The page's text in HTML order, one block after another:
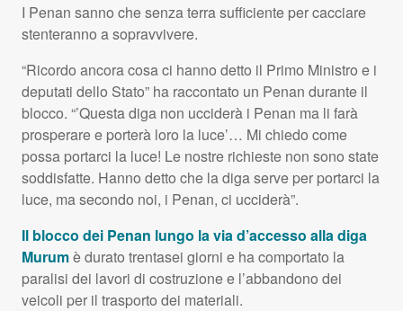
I Penan sanno che senza terra sufficiente per cacciare
stenteranno a sopravvivere.
“Ricordo ancora cosa ci hanno detto il Primo Ministro e i
deputati dello Stato” ha raccontato un Penan durante il
blocco. “’Questa diga non ucciderà i Penan ma li farà
prosperare e porterà loro la luce’… Mi chiedo come
possa portarci la luce! Le nostre richieste non sono state
soddisfatte. Hanno detto che la diga serve per portarci la
luce, ma secondo noi, i Penan, ci ucciderà”.
Il blocco dei Penan lungo la via d’accesso alla diga
Murumè durato trentasei giorni e ha comportato la
paralisi dei lavori di costruzione e l’abbandono dei
veicoli per il trasporto dei materiali.